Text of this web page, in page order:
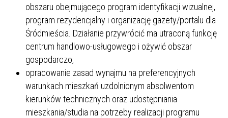
obszaru obejmującego program identyfikacji wizualnej,
program rezydencjalny i organizację gazety/portalu dla
Śródmieścia. Działanie przywrócić ma utraconą funkcję
centrum handlowo-usługowego i ożywić obszar
gospodarczo,
opracowanie zasad wynajmu na preferencyjnych
warunkach mieszkań uzdolnionym absolwentom
kierunków technicznych oraz udostępniania
mieszkania/studia na potrzeby realizacji programu